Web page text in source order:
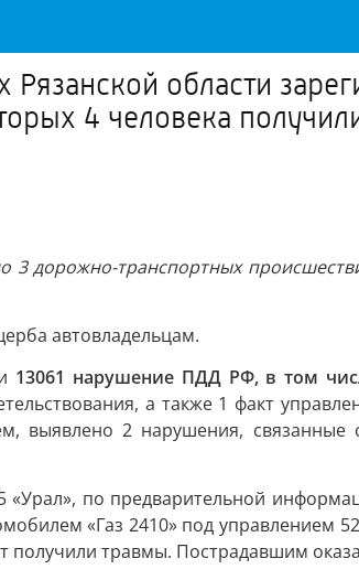
области
4 человека
3 дорожно-транспортных
автовладельцам.
13061 нарушение ПДД РФ, в том
а также 1 факт
выявлено 2 нарушения,
по предварительной
«Газ 2410» под управлением
получили травмы. Пострадавшим